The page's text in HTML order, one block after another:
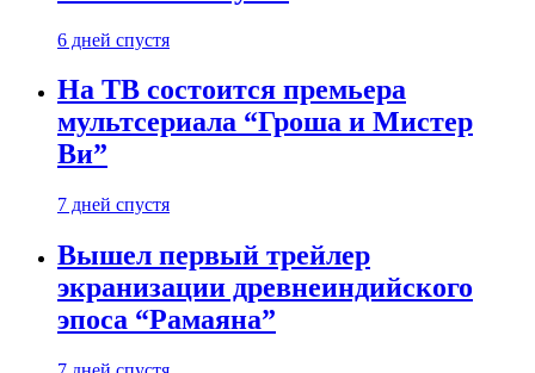
6 дней спустя
На ТВ состоится премьера
мультсериала “Гроша и Мистер
Ви”
7 дней спустя
Вышел первый трейлер
экранизации древнеиндийского
эпоса “Рамаяна”